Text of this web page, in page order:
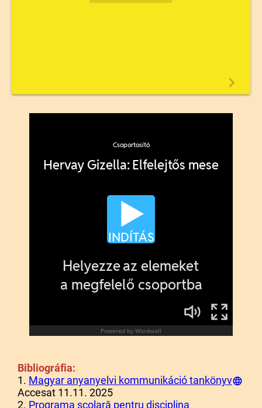
Bibliográfia:
1. Magyar anyanyelvi kommunikáció tankönyv
Accesat 11.11. 2025
2. Programa școlară pentru disciplina